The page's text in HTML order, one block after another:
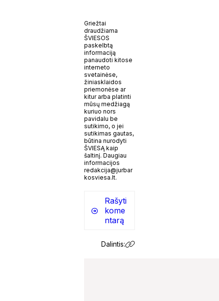
Griežtai
draudžiama
ŠVIESOS
paskelbtą
informaciją
panaudoti kitose
interneto
svetainėse,
žiniasklaidos
priemonėse ar
kitur arba platinti
mūsų medžiagą
kuriuo nors
pavidalu be
sutikimo, o jei
sutikimas gautas,
būtina nurodyti
ŠVIESĄ kaip
šaltinį. Daugiau
informacijos
redakcija@jurbar
kosviesa.lt.
Rašyti
kome
ntarą
Dalintis: